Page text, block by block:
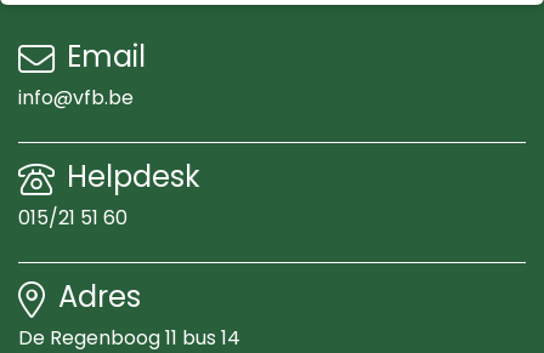
Email
info@vfb.be
Helpdesk
015/21 51 60
Adres
De Regenboog 11 bus 14